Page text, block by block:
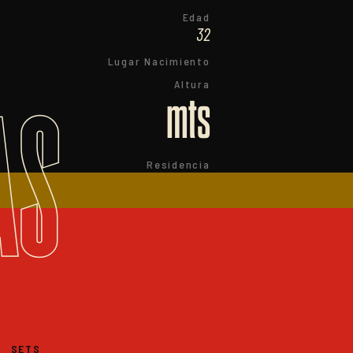
Edad
32
Lugar Nacimiento
Altura
mts
Residencia
SETS